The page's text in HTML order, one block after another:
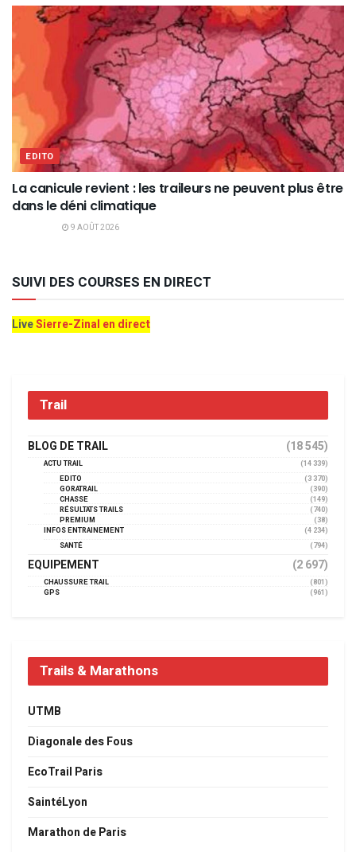
EDITO
La canicule revient : les traileurs ne peuvent plus être
dans le déni climatique
9 AOÛT 2026
SUIVI DES COURSES EN DIRECT
LiveSierre-Zinal en direct
Trail
BLOG DE TRAIL (18 545)
ACTU TRAIL
(14 339)
EDITO
(3 370)
GORATRAIL
(390)
CHASSE
(149)
RÉSULTATS TRAILS
(740)
PREMIUM
(38)
INFOS ENTRAINEMENT
(4 234)
SANTÉ
(794)
EQUIPEMENT (2 697)
CHAUSSURE TRAIL
(801)
GPS
(961)
Trails & Marathons
UTMB
Diagonale des Fous
EcoTrail Paris
SaintéLyon
Marathon de Paris